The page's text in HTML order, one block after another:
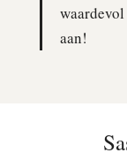
aan!